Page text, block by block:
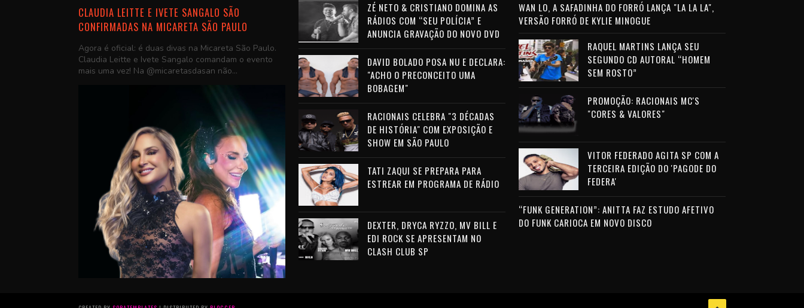
CLAUDIA LEITTE E IVETE SANGALO SÃO
CONFIRMADAS NA MICARETA SÃO PAULO
Agora é oficial: é duas divas na Micareta São Paulo.
Claudia Leitte e Ivete Sangalo comandam o evento
mais uma vez! Na @micaretasdasan não...
ZÉ NETO & CRISTIANO DOMINA AS
RÁDIOS COM “SEU POLÍCIA” E
ANUNCIA GRAVAÇÃO DO NOVO DVD
DAVID BOLADO POSA NU E DECLARA:
"ACHO O PRECONCEITO UMA
BOBAGEM"
RACIONAIS CELEBRA "3 DÉCADAS
DE HISTÓRIA" COM EXPOSIÇÃO E
SHOW EM SÃO PAULO
TATI ZAQUI SE PREPARA PARA
ESTREAR EM PROGRAMA DE RÁDIO
DEXTER, DRYCA RYZZO, MV BILL E
EDI ROCK SE APRESENTAM NO
CLASH CLUB SP
WAN LO, A SAFADINHA DO FORRÓ LANÇA "LA LA LA",
VERSÃO FORRÓ DE KYLIE MINOGUE
RAQUEL MARTINS LANÇA SEU
SEGUNDO CD AUTORAL “HOMEM
SEM ROSTO”
PROMOÇÃO: RACIONAIS MC'S
"CORES & VALORES"
VITOR FEDERADO AGITA SP COM A
TERCEIRA EDIÇÃO DO 'PAGODE DO
FEDERA'
“FUNK GENERATION”: ANITTA FAZ ESTUDO AFETIVO
DO FUNK CARIOCA EM NOVO DISCO